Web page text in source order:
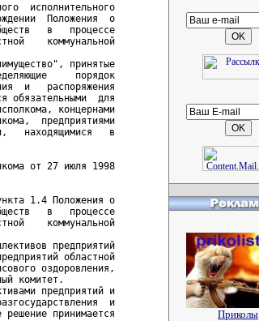
исполнительного
Положения  о
в   процессе
коммунальной
принятые
порядок
и   распоряжения
обязательными  для
концернами
предприятиями
находящимися   в
от 27 июля 1998
1.4 Положения о
в   процессе
коммунальной
предприятий
областной
оздоровления,
комитет.
предприятий и
и
принимается
Приколы